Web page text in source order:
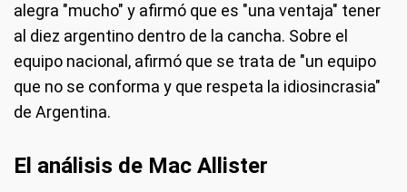
alegra "mucho" y afirmó que es "una ventaja" tener
al diez argentino dentro de la cancha. Sobre el
equipo nacional, afirmó que se trata de "un equipo
que no se conforma y que respeta la idiosincrasia"
de Argentina.
El análisis de Mac Allister